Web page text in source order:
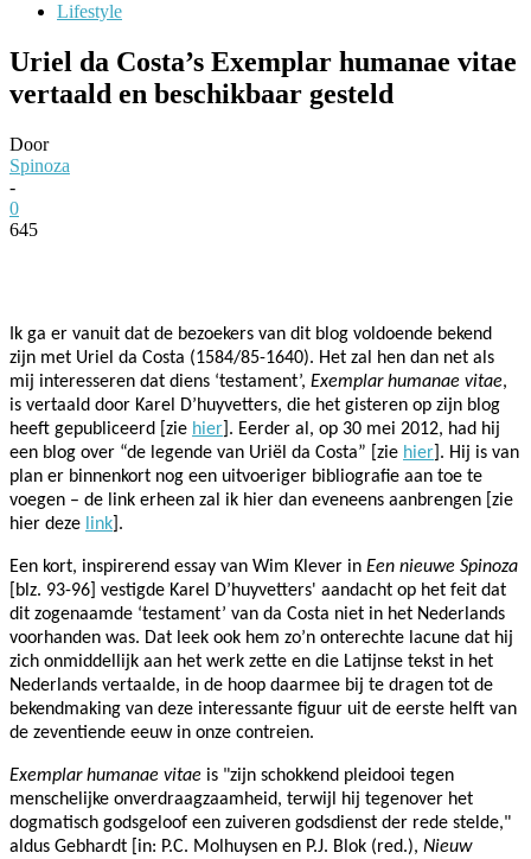
Lifestyle
Uriel da Costa’s Exemplar humanae vitae
vertaald en beschikbaar gesteld
Door
Spinoza
-
0
645
Ik ga er vanuit dat de bezoekers van dit blog voldoende bekend
zijn met Uriel da Costa (1584/85-1640). Het zal hen dan net als
mij interesseren dat diens ‘testament’, Exemplar humanae vitae,
is vertaald door Karel D’huyvetters, die het gisteren op zijn blog
heeft gepubliceerd [zie hier ]. Eerder al, op 30 mei 2012, had hij
een blog over “de legende van Uriël da Costa” [zie hier ]. Hij is van
plan er binnenkort nog een uitvoeriger bibliografie aan toe te
voegen – de link erheen zal ik hier dan eveneens aanbrengen [zie
hier deze link ].
Een kort, inspirerend essay van Wim Klever in Een nieuwe Spinoza
[blz. 93-96] vestigde Karel D’huyvetters' aandacht op het feit dat
dit zogenaamde ‘testament’ van da Costa niet in het Nederlands
voorhanden was. Dat leek ook hem zo’n onterechte lacune dat hij
zich onmiddellijk aan het werk zette en die Latijnse tekst in het
Nederlands vertaalde, in de hoop daarmee bij te dragen tot de
bekendmaking van deze interessante figuur uit de eerste helft van
de zeventiende eeuw in onze contreien.
Exemplar humanae vitae is "zijn schokkend pleidooi tegen
menschelijke onverdraagzaamheid, terwijl hij tegenover het
dogmatisch godsgeloof een zuiveren godsdienst der rede stelde,"
aldus Gebhardt [in: P.C. Molhuysen en P.J. Blok (red.), Nieuw